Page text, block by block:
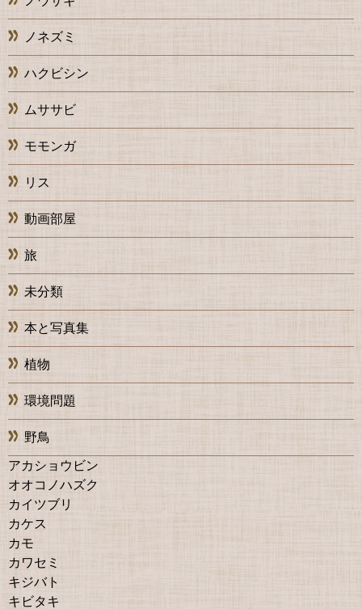
ノネズミ
ハクビシン
ムササビ
モモンガ
リス
動画部屋
旅
未分類
本と写真集
植物
環境問題
野鳥
アカショウビン
オオコノハズク
カイツブリ
カケス
カモ
カワセミ
キジバト
キビタキ